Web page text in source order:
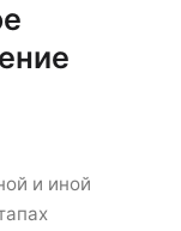
и иной